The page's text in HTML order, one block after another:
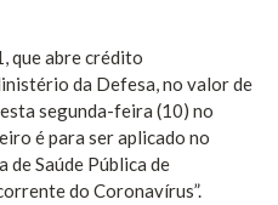
que abre crédito
da Defesa, no valor de
segunda-feira (10) no
é para ser aplicado no
de Saúde Pública de
do Coronavírus”.